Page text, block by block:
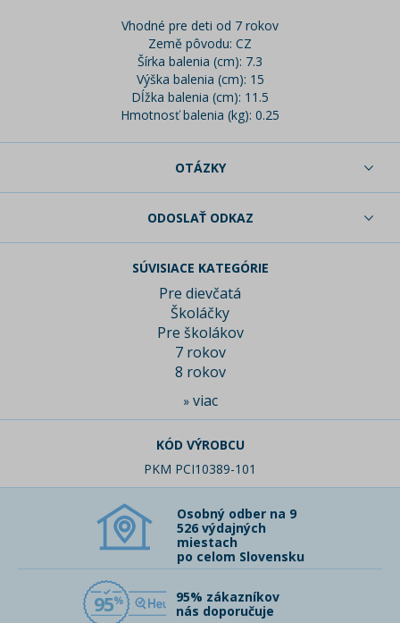
Vhodné pre deti od 7 rokov
Země pôvodu: CZ
Šírka balenia (cm): 7.3
Výška balenia (cm): 15
Dĺžka balenia (cm): 11.5
Hmotnosť balenia (kg): 0.25
OTÁZKY
ODOSLAŤ ODKAZ
SÚVISIACE KATEGÓRIE
Pre dievčatá
Školáčky
Pre školákov
7 rokov
8 rokov
» viac
KÓD VÝROBCU
PKM PCI10389-101
Osobný odber na 9
526 výdajných
miestach
po celom Slovensku
95
95% zákazníkov
nás doporučuje